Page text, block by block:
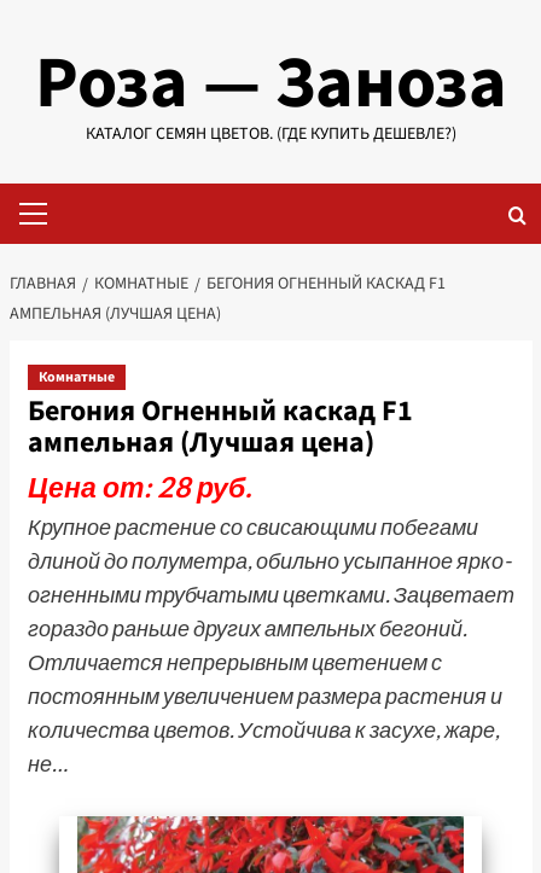
содержимому
Роза — Заноза
КАТАЛОГ СЕМЯН ЦВЕТОВ. (ГДЕ КУПИТЬ ДЕШЕВЛЕ?)
меню
ГЛАВНАЯ КОМНАТНЫЕ
БЕГОНИЯ ОГНЕННЫЙ КАСКАД F1
АМПЕЛЬНАЯ (ЛУЧШАЯ ЦЕНА)
Комнатные
Бегония Огненный каскад F1
ампельная (Лучшая цена)
Цена от: 28 руб.
Крупное растение со свисающими побегами
длиной до полуметра, обильно усыпанное ярко-
огненными трубчатыми цветками. Зацветает
гораздо раньше других ампельных бегоний.
Отличается непрерывным цветением с
постоянным увеличением размера растения и
количества цветов. Устойчива к засухе, жаре,
не…